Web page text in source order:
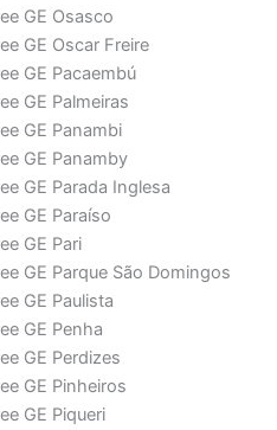
GE Osasco
GE Oscar Freire
GE Pacaembú
GE Palmeiras
GE Panambi
GE Panamby
GE Parada Inglesa
GE Paraíso
GE Pari
GE Parque São Domingos
GE Paulista
GE Penha
GE Perdizes
GE Pinheiros
GE Piqueri